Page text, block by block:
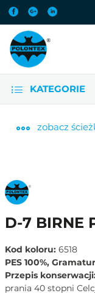
KATEGORIE
zobacz
D-7 BIRNE
Kod koloru: 6518
PES 100%,
Przepis
prania 40 stopni